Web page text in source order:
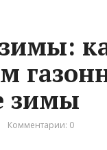
зимы
Комментарии: 0